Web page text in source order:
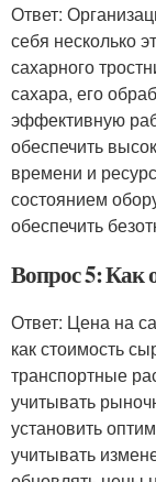
Ответ:
себя несколько
сахарного
сахара, его
эффективную
обеспечить
времени и
состоянием
обеспечить
Вопрос 5: Как
Ответ: Цена на
как стоимость
транспортные
учитывать
установить
учитывать